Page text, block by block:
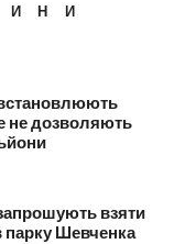
не дозволяють
взяти
парку Шевченка